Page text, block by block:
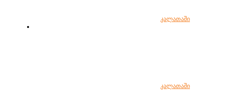
კალათაში
კალათაში